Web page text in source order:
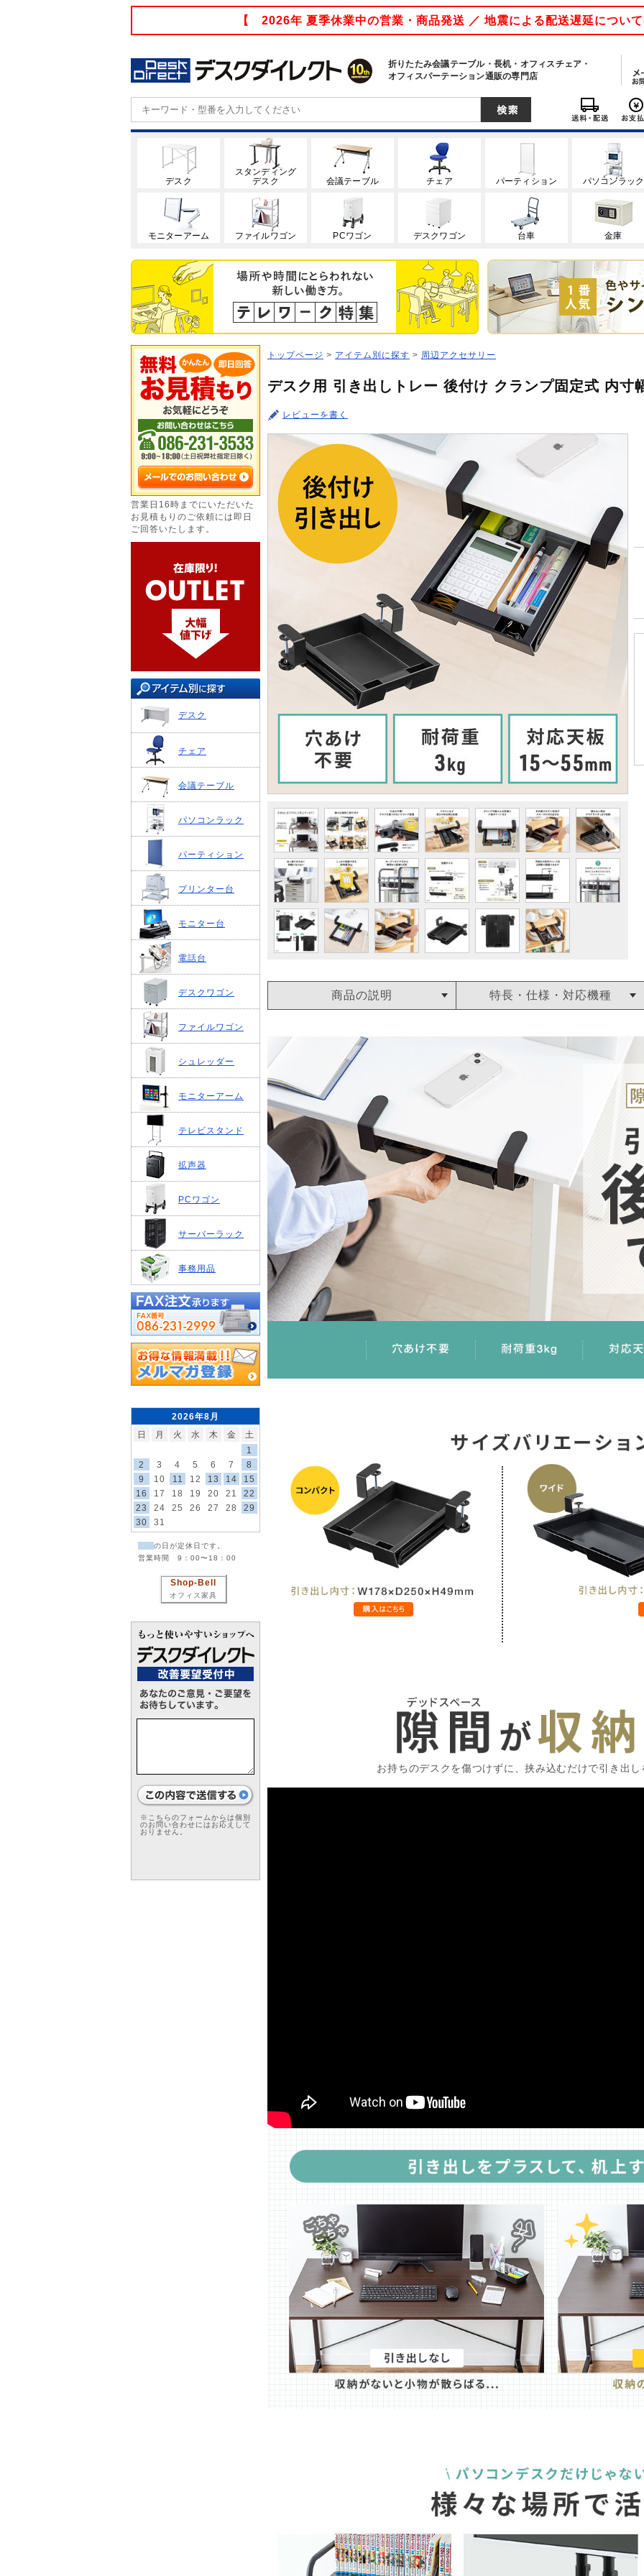
【 2026年 夏季休業中の営業・商品発送 ／ 地震による配送遅延につい
折りたたみ会議テーブル・長机・オフィスチェア・
オフィスパーテーション通販の専門店
デスク
スタンディング
デスク
会議テーブル チェア パーティション パソコンラック
モニターアーム ファイルワゴン PCワゴン デスクワゴン 台車 金庫
営業日16時までにいただいた
お見積もりのご依頼には即日
ご回答いたします。
デスク
チェア
会議テーブル
パソコンラック
パーティション
プリンター台
モニター台
電話台
デスクワゴン
ファイルワゴン
シュレッダー
モニターアーム
テレビスタンド
拡声器
PCワゴン
サーバーラック
事務用品
2026年8月
日
月 火 水 木 金
土
1
2
3 4 5 6 7
8
9
10 11 12 13 14
15
16
17 18 19 20 21
22
23
24 25 26 27 28
29
30
31
の日が定休日です。
営業時間 9：00〜18：00
Shop-Bell
オフィス家具
※こちらのフォームからは個別
のお問い合わせにはお応えして
おりません。
トップページ > アイテム別に探す > 周辺アクセサリー
デスク用 引き出しトレー 後付け クランプ固定式 内
レビューを書く
商品の説明 特長・仕様・対応機種
お持ちのデスクを傷つけずに、挟み込むだけで引き出